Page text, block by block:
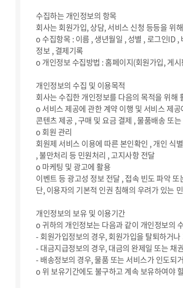
수집하는 개인정보의 항목
회사는 회원가입, 상담, 서비스 신청 등등을 위
ο 수집항목 : 이름 , 생년월일 , 성별 , 로그인ID
정보 , 결제기록
ο 개인정보 수집방법 : 홈페이지(회원가입, 게
개인정보의 수집 및 이용목적
회사는 수집한 개인정보를 다음의 목적을 위해
ο 서비스 제공에 관한 계약 이행 및 서비스 제
콘텐츠 제공 , 구매 및 요금 결제 , 물품배송 또
ο 회원 관리
회원제 서비스 이용에 따른 본인확인 , 개인 식
, 불만처리 등 민원처리 , 고지사항 전달
ο 마케팅 및 광고에 활용
이벤트 등 광고성 정보 전달 , 접속 빈도 파악
단, 이용자의 기본적 인권 침해의 우려가 있는
개인정보의 보유 및 이용기간
ο 귀하의 개인정보는 다음과 같이 개인정보의
- 회원가입정보의 경우, 회원가입을 탈퇴하거
- 대금지급정보의 경우, 대금의 완제일 또는 채
- 배송정보의 경우, 물품 또는 서비스가 인도되
ο 위 보유기간에도 불구하고 계속 보유하여야